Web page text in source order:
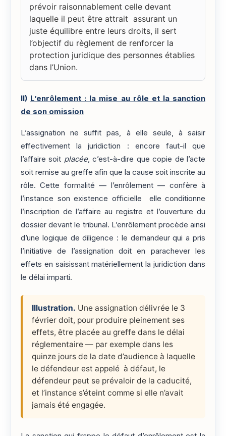
prévoir raisonnablement celle devant
laquelle il peut être attrait assurant un
juste équilibre entre leurs droits, il sert
l’objectif du règlement de renforcer la
protection juridique des personnes établies
dans l’Union.
II) L’enrôlement : la mise au rôle et la sanction
de son omission
L’assignation ne suffit pas, à elle seule, à saisir
effectivement la juridiction : encore faut-il que
l’affaire soit placée, c’est-à-dire que copie de l’acte
soit remise au greffe afin que la cause soit inscrite au
rôle. Cette formalité — l’enrôlement — confère à
l’instance son existence officielle elle conditionne
l’inscription de l’affaire au registre et l’ouverture du
dossier devant le tribunal. L’enrôlement procède ainsi
d’une logique de diligence : le demandeur qui a pris
l’initiative de l’assignation doit en parachever les
effets en saisissant matériellement la juridiction dans
le délai imparti.
Illustration. Une assignation délivrée le 3
février doit, pour produire pleinement ses
effets, être placée au greffe dans le délai
réglementaire — par exemple dans les
quinze jours de la date d’audience à laquelle
le défendeur est appelé à défaut, le
défendeur peut se prévaloir de la caducité,
et l’instance s’éteint comme si elle n’avait
jamais été engagée.